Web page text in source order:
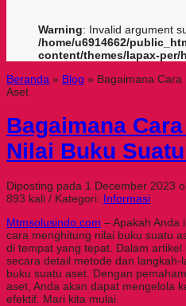
Warning: Invalid argument
/home/u6914662/
content/themes/lapax-per/
Beranda » Blog » Bagaimana Cara
Aset
Bagaimana
Nilai Buku
Diposting pada 1 December 2023
893 kali / Kategori: Informasi
Mtmsolusindo.com – Apakah Anda
cara menghitung nilai buku suatu
di tempat yang tepat. Dalam
secara detail metode dan
buku suatu aset. Dengan
aset, Anda akan dapat mengelola
efektif. Mari kita mulai.